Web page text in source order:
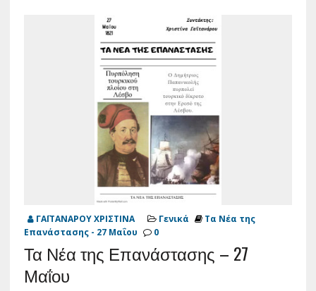
ΓΑΪΤΑΝΑΡΟΥ ΧΡΙΣΤΙΝΑ Γενικά
Τα Νέα της
Επανάστασης - 27 Μαΐου
0
Τα Νέα της Επανάστασης – 27
Μαΐου